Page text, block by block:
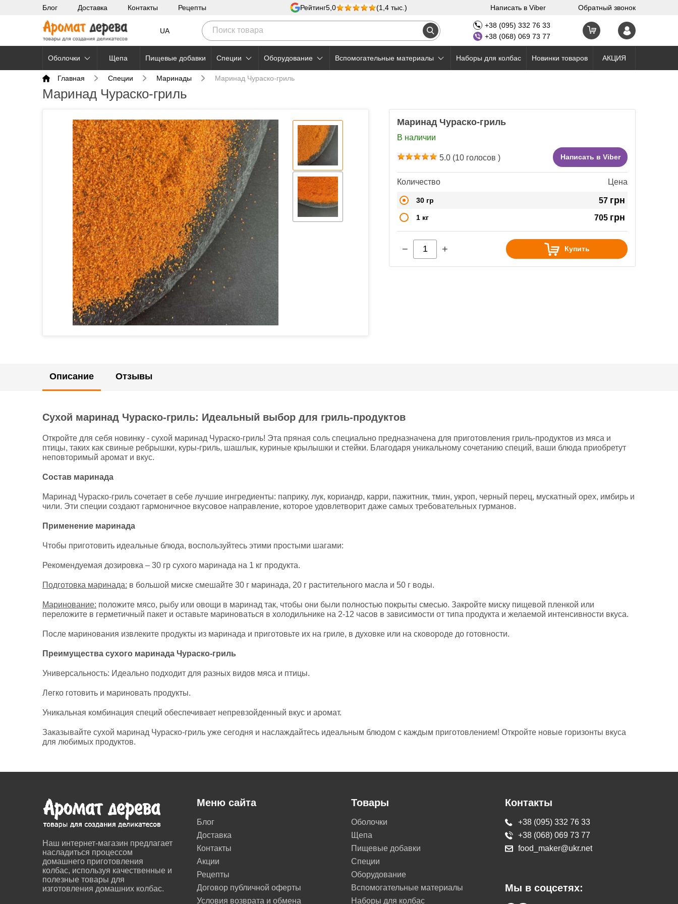
Блог Доставка Контакты Рецепты Рейтинг5,0 (1,4 тыс.) Написать в Viber Обратный звонок
UA
+38 (095) 332 76 33
+38 (068) 069 73 77
Оболочки Щепа Пищевые добавки Специи Оборудование Вспомогательные материалы Наборы для колбас Новинки товаров АКЦИЯ
Главная Специи Маринады Маринад Чураско-гриль
Маринад Чураско-гриль
Маринад Чураско-гриль
В наличии
5.0 (10 голосов ) Написать в Viber
Количество Цена
30 гр 57 грн
1 кг 705 грн
− + Купить
Описание Отзывы
Сухой маринад Чураско-гриль: Идеальный выбор для гриль-продуктов
Откройте для себя новинку - сухой маринад Чураско-гриль! Эта пряная соль специально предназначена для приготовления гриль-продуктов из мяса и
птицы, таких как свиные ребрышки, куры-гриль, шашлык, куриные крылышки и стейки. Благодаря уникальному сочетанию специй, ваши блюда приобретут
неповторимый аромат и вкус.
Состав маринада
Маринад Чураско-гриль сочетает в себе лучшие ингредиенты: паприку, лук, кориандр, карри, пажитник, тмин, укроп, черный перец, мускатный орех, имбирь и
чили. Эти специи создают гармоничное вкусовое направление, которое удовлетворит даже самых требовательных гурманов.
Применение маринада
Чтобы приготовить идеальные блюда, воспользуйтесь этими простыми шагами:
Рекомендуемая дозировка – 30 гр сухого маринада на 1 кг продукта.
Подготовка маринада: в большой миске смешайте 30 г маринада, 20 г растительного масла и 50 г воды.
Маринование: положите мясо, рыбу или овощи в маринад так, чтобы они были полностью покрыты смесью. Закройте миску пищевой пленкой или
переложите в герметичный пакет и оставьте мариноваться в холодильнике на 2-12 часов в зависимости от типа продукта и желаемой интенсивности вкуса.
После маринования извлеките продукты из маринада и приготовьте их на гриле, в духовке или на сковороде до готовности.
Преимущества сухого маринада Чураско-гриль
Универсальность: Идеально подходит для разных видов мяса и птицы.
Легко готовить и мариновать продукты.
Уникальная комбинация специй обеспечивает непревзойденный вкус и аромат.
Заказывайте сухой маринад Чураско-гриль уже сегодня и наслаждайтесь идеальным блюдом с каждым приготовлением! Откройте новые горизонты вкуса
для любимых продуктов.
Наш интернет-магазин предлагает
насладиться процессом
домашнего приготовления
колбас, используя качественные и
полезные товары для
изготовления домашних колбас.
Меню сайта
Блог
Доставка
Контакты
Акции
Рецепты
Договор публичной оферты
Условия возврата и обмена
Товары
Оболочки
Щепа
Пищевые добавки
Специи
Оборудование
Вспомогательные материалы
Наборы для колбас
Контакты
+38 (095) 332 76 33
+38 (068) 069 73 77
food_maker@ukr.net
Мы в соцсетях: